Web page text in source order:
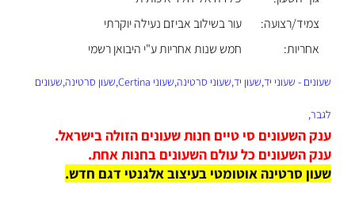
צמיד/רצועה:
עור בשילוב אביזם נעילה יוקרתי
אחריות:
חמש שנות אחריות ע"י היבואן רשמי
שעונים - שעוני יד,שעון יד,שעוני סרטינה,שעוני Certina,שעון סרטינה,שעונים
לגבר,
ענק השעונים סי טיים חנות שעונים הזולה בישראל.
ענק השעונים כל עולם השעונים בחנות אחת.
שעון סרטינה אוטומטי בעיצוב אלגנטי דגם חדש.